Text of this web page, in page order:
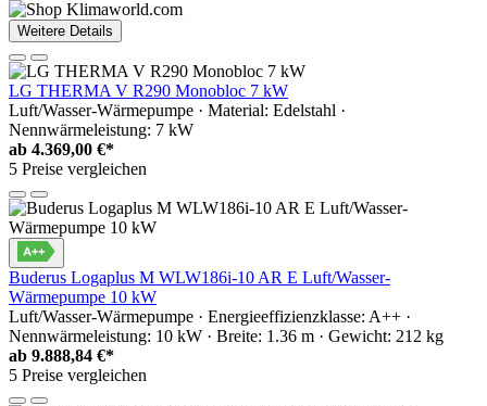
Weitere Details
LG THERMA V R290 Monobloc 7 kW
Luft/Wasser-Wärmepumpe · Material: Edelstahl ·
Nennwärmeleistung: 7 kW
ab 4.369,00 €*
5 Preise vergleichen
Buderus Logaplus M WLW186i-10 AR E Luft/Wasser-
Wärmepumpe 10 kW
Luft/Wasser-Wärmepumpe · Energieeffizienzklasse: A++ ·
Nennwärmeleistung: 10 kW · Breite: 1.36 m · Gewicht: 212 kg
ab 9.888,84 €*
5 Preise vergleichen